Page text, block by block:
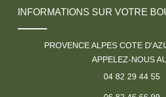
INFORMATIONS SUR VOTRE
PROVENCE ALPES COTE
APPELEZ-NOUS
04 82 29 44 55